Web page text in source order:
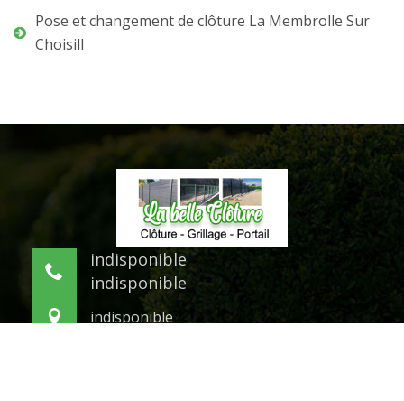
Pose et changement de clôture La Membrolle Sur
Choisill
indisponible
indisponible
indisponible